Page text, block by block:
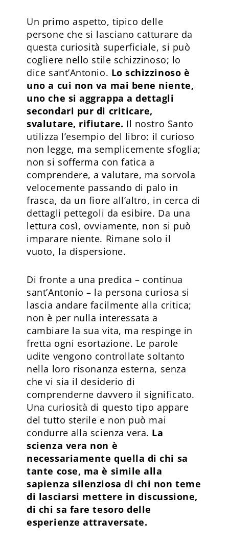
Un primo aspetto, tipico delle
persone che si lasciano catturare da
questa curiosità superficiale, si può
cogliere nello stile schizzinoso; lo
dice sant’Antonio. Lo schizzinoso è
uno a cui non va mai bene niente,
uno che si aggrappa a dettagli
secondari pur di criticare,
svalutare, rifiutare. Il nostro Santo
utilizza l’esempio del libro: il curioso
non legge, ma semplicemente sfoglia;
non si sofferma con fatica a
comprendere, a valutare, ma sorvola
velocemente passando di palo in
frasca, da un fiore all’altro, in cerca di
dettagli pettegoli da esibire. Da una
lettura così, ovviamente, non si può
imparare niente. Rimane solo il
vuoto, la dispersione.
Di fronte a una predica – continua
sant’Antonio – la persona curiosa si
lascia andare facilmente alla critica;
non è per nulla interessata a
cambiare la sua vita, ma respinge in
fretta ogni esortazione. Le parole
udite vengono controllate soltanto
nella loro risonanza esterna, senza
che vi sia il desiderio di
comprenderne davvero il significato.
Una curiosità di questo tipo appare
del tutto sterile e non può mai
condurre alla scienza vera. La
scienza vera non è
necessariamente quella di chi sa
tante cose, ma è simile alla
sapienza silenziosa di chi non teme
di lasciarsi mettere in discussione,
di chi sa fare tesoro delle
esperienze attraversate.